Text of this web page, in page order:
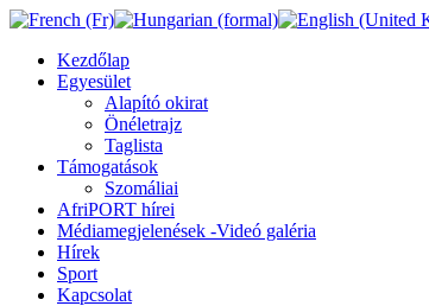
Kezdőlap
Egyesület
Alapító okirat
Önéletrajz
Taglista
Támogatások
Szomáliai
AfriPORT hírei
Médiamegjelenések -Videó galéria
Hírek
Sport
Kapcsolat